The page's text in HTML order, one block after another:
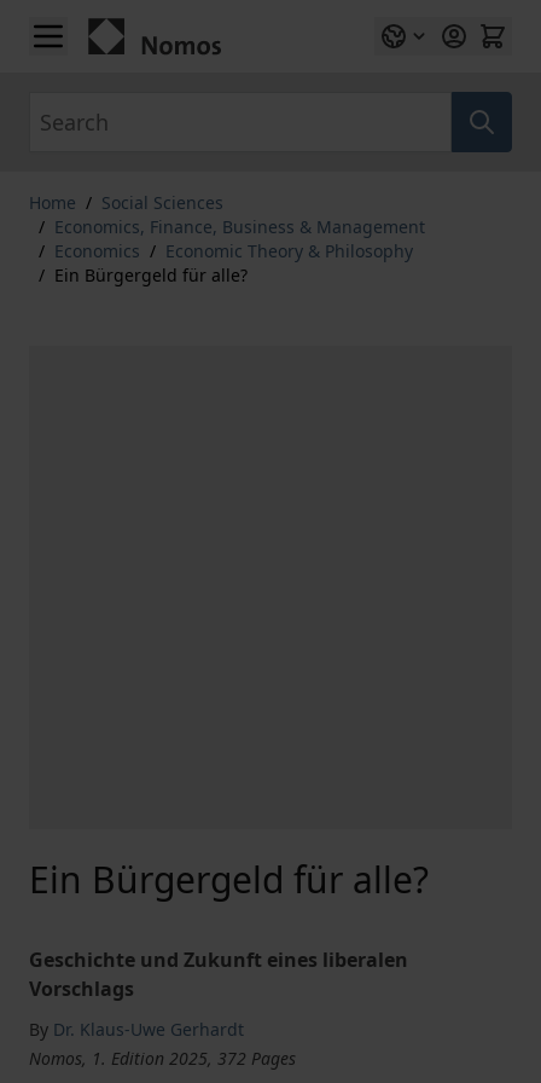
Skip to Content
Home / Social Sciences
/ Economics, Finance, Business & Management
/ Economics / Economic Theory & Philosophy
/ Ein Bürgergeld für alle?
Ein Bürgergeld für alle?
Geschichte und Zukunft eines liberalen
Vorschlags
By Dr. Klaus-Uwe Gerhardt
Nomos, 1. Edition 2025, 372 Pages